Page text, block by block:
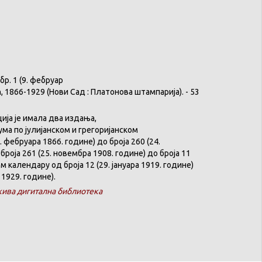
бр. 1 (9. фебруар
, 1866-1929 (Нови Сад : Платонова штампарија). - 53
је имала два издања,
по јулијанском и грегоријанском
фебруара 1866. године) до броја 260 (24.
261 (25. новембра 1908. године) до броја 11
календаруод броја 12 (29. јануара 1919. године)
године).
дигитална библиотека